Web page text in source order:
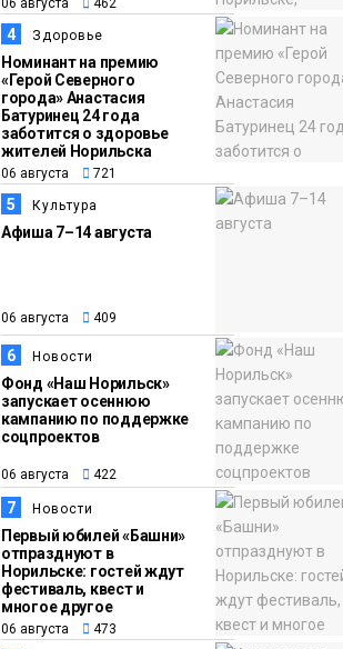
13:47
06 августа
Заполярный
транспортный филиал
в Дудинке
заасфальтировал 47
тысяч «квадратов»
грузовых площадок
06 августа 462
4 Здоровье
Номинант на премию
«Герой Северного
города» Анастасия
Батуринец 24 года
заботится о здоровье
жителей Норильска
06 августа 721
5 Культура
Афиша 7–14 августа
06 августа 409
6 Новости
Фонд «Наш Норильск»
запускает осеннюю
кампанию по поддержке
соцпроектов
06 августа 422
7 Новости
Первый юбилей «Башни»
отпразднуют в
Норильске: гостей ждут
фестиваль, квест и
многое другое
06 августа 473